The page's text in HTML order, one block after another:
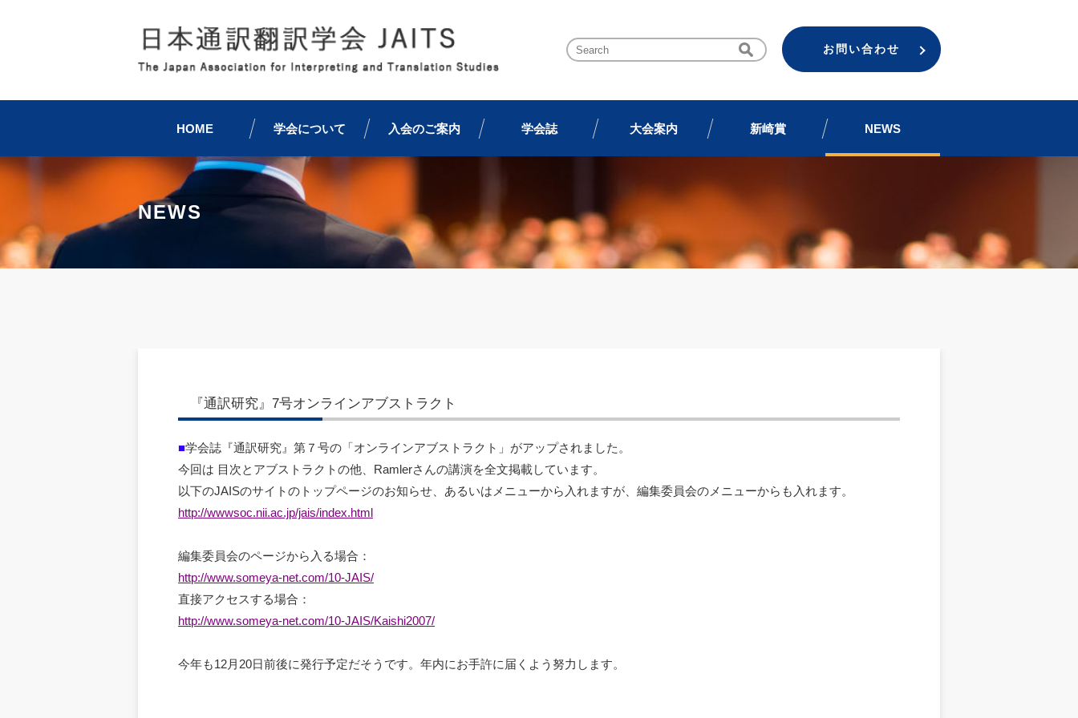
お問い合わせ
HOME 学会について 入会のご案内 学会誌 大会案内 新崎賞 NEWS
NEWS
『通訳研究』7号オンラインアブストラクト
■学会誌『通訳研究』第７号の「オンラインアブストラクト」がアップされました。
今回は 目次とアブストラクトの他、Ramlerさんの講演を全文掲載しています。
以下のJAISのサイトのトップページのお知らせ、あるいはメニューから入れますが、編集委員会のメニューからも入れます。
http://wwwsoc.nii.ac.jp/jais/index.html
編集委員会のページから入る場合：
http://www.someya-net.com/10-JAIS/
直接アクセスする場合：
http://www.someya-net.com/10-JAIS/Kaishi2007/
今年も12月20日前後に発行予定だそうです。年内にお手許に届くよう努力します。